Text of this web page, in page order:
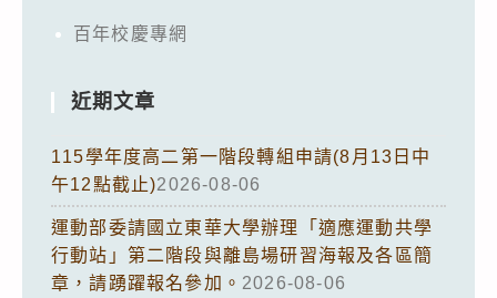
百年校慶專網
近期文章
115學年度高二第一階段轉組申請(8月13日中
午12點截止)2026-08-06
運動部委請國立東華大學辦理「適應運動共學
行動站」第二階段與離島場研習海報及各區簡
章，請踴躍報名參加。 2026-08-06